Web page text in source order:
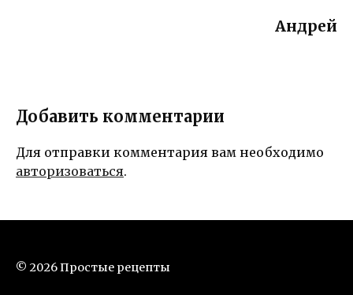
Андрей
Добавить комментарии
Для отправки комментария вам необходимо
авторизоваться.
© 2026 Простые рецепты